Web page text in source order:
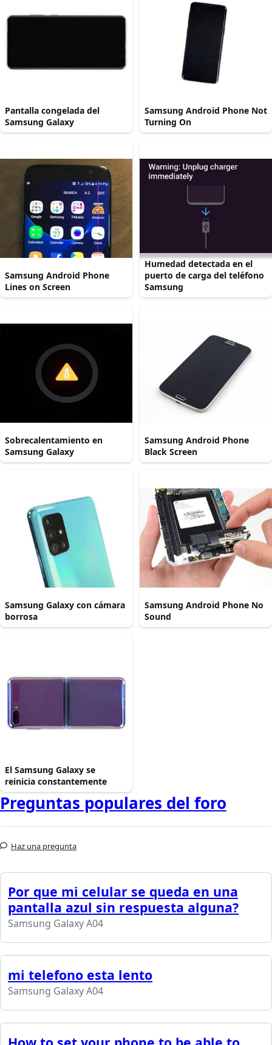
Pantalla congelada del
Samsung Galaxy
Samsung Android Phone Not
Turning On
Samsung Android Phone
Lines on Screen
Humedad detectada en el
puerto de carga del teléfono
Samsung
Sobrecalentamiento en
Samsung Galaxy
Samsung Android Phone
Black Screen
Samsung Galaxy con cámara
borrosa
Samsung Android Phone No
Sound
El Samsung Galaxy se
reinicia constantemente
Preguntas populares del foro
Haz una pregunta
Por que mi celular se queda en una
pantalla azul sin respuesta alguna?
Samsung Galaxy A04
mi telefono esta lento
Samsung Galaxy A04